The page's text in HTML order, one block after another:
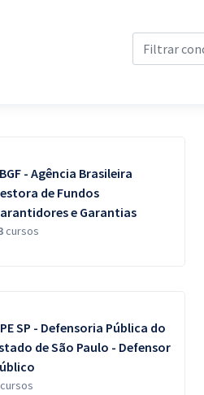
- Agência Brasileira
de Fundos
e Garantias
cursos
SP - Defensoria Pública do
de São Paulo - Defensor
cursos